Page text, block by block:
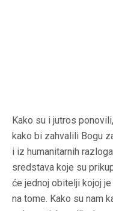
Kako su i jutros
kako bi zahvalili Bogu
i iz humanitarnih
sredstava koje su
će jednoj obitelji kojoj
na tome. Kako su nam